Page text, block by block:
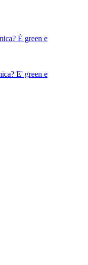
È green e
E' green e